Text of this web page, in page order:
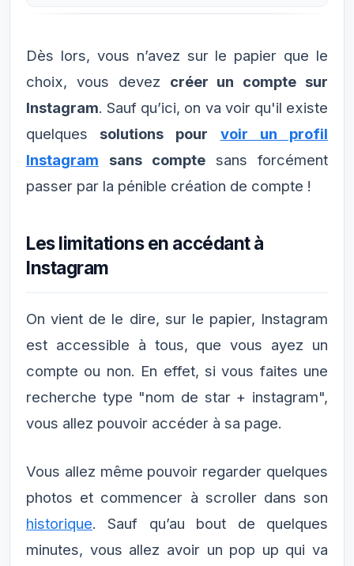
Dès lors, vous n’avez sur le papier que le
choix, vous devez créer un compte sur
Instagram. Sauf qu’ici, on va voir qu'il existe
quelques solutions pour voir un profil
Instagram sans compte sans forcément
passer par la pénible création de compte !
Les limitations en accédant à
Instagram
On vient de le dire, sur le papier, Instagram
est accessible à tous, que vous ayez un
compte ou non. En effet, si vous faites une
recherche type "nom de star + instagram",
vous allez pouvoir accéder à sa page.
Vous allez même pouvoir regarder quelques
photos et commencer à scroller dans son
historique. Sauf qu’au bout de quelques
minutes, vous allez avoir un pop up qui va